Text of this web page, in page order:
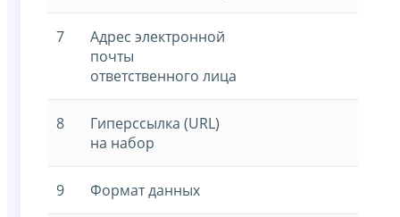
7
Адрес электронной
почты
ответственного лица
8
Гиперссылка (URL)
на набор
9 Формат данных